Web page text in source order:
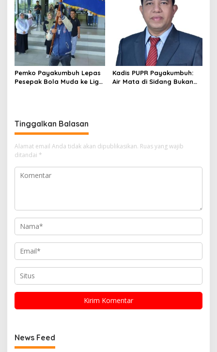
Pemko Payakumbuh Lepas
Pesepak Bola Muda ke Liga
Kadis PUPR Payakumbuh:
Air Mata di Sidang Bukan
Tinggalkan Balasan
Alamat email Anda tidak akan dipublikasikan. Ruas yang wajib
ditandai *
News Feed